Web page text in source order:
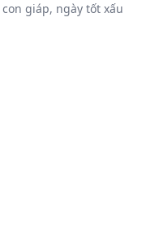
giáp, ngày tốt xấu